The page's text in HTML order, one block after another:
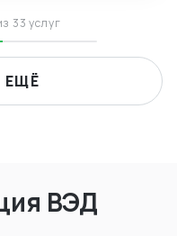
33 услуг
ЕЩЁ
ВЭД